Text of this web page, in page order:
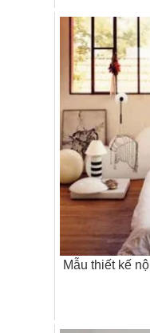
Mẫu thiết kế